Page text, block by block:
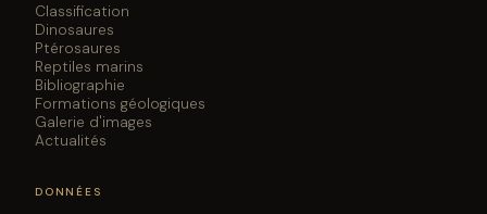
Classification
Dinosaures
Ptérosaures
Reptiles marins
Bibliographie
Formations géologiques
Galerie d'images
Actualités
DONNÉES